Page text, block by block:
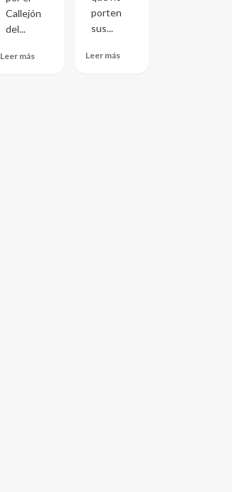
Callejón
del...
Leer más
porten
sus...
Leer más